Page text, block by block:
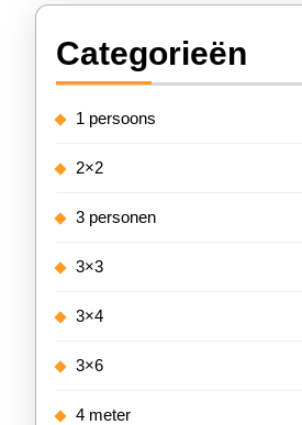
Categorieën
1 persoons
2×2
3 personen
3×3
3×4
3×6
4 meter